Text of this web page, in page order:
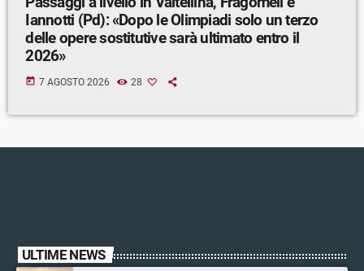
Iannotti (Pd): «Dopo le Olimpiadi solo un terzo
delle opere sostitutive sarà ultimato entro il
2026»
today 7 AGOSTO 2026 28
ULTIME NEWS